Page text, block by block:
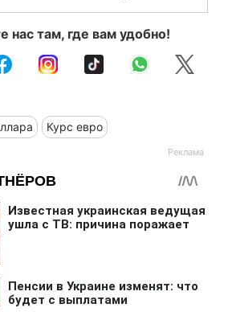
нас там, где вам удобно!
Курс евро